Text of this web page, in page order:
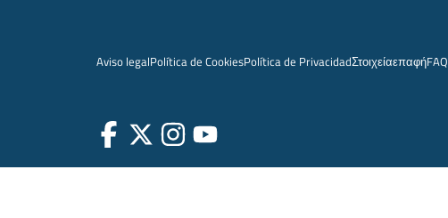
Aviso legalPolítica de CookiesPolítica de PrivacidadΣτοιχείαεπαφήFAQ